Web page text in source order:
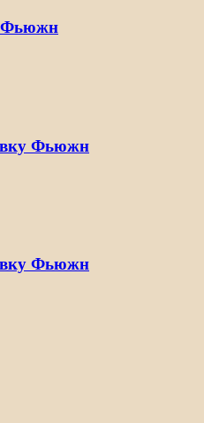
Фьюжн
Фьюжн
Фьюжн